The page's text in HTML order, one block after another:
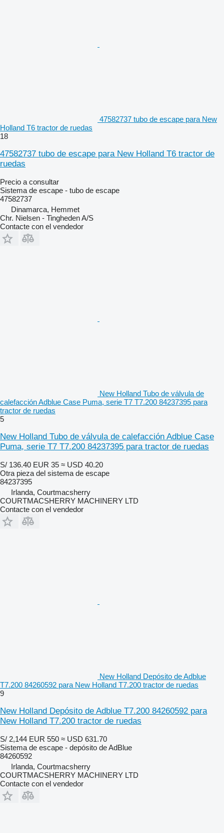
47582737 tubo de escape para New
Holland T6 tractor de ruedas
18
47582737 tubo de escape para New Holland T6 tractor de
ruedas
Precio a consultar
Sistema de escape - tubo de escape
47582737
Dinamarca, Hemmet
Chr. Nielsen - Tingheden A/S
Contacte con el vendedor
New Holland Tubo de válvula de
calefacción Adblue Case Puma, serie T7 T7.200 84237395 para
tractor de ruedas
5
New Holland Tubo de válvula de calefacción Adblue Case
Puma, serie T7 T7.200 84237395 para tractor de ruedas
S/ 136.40 EUR 35 ≈ USD 40.20
Otra pieza del sistema de escape
84237395
Irlanda, Courtmacsherry
COURTMACSHERRY MACHINERY LTD
Contacte con el vendedor
New Holland Depósito de Adblue
T7.200 84260592 para New Holland T7.200 tractor de ruedas
9
New Holland Depósito de Adblue T7.200 84260592 para
New Holland T7.200 tractor de ruedas
S/ 2,144 EUR 550 ≈ USD 631.70
Sistema de escape - depósito de AdBlue
84260592
Irlanda, Courtmacsherry
COURTMACSHERRY MACHINERY LTD
Contacte con el vendedor